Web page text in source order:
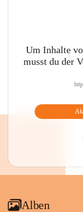
Um Inhalte
musst du der
Alben